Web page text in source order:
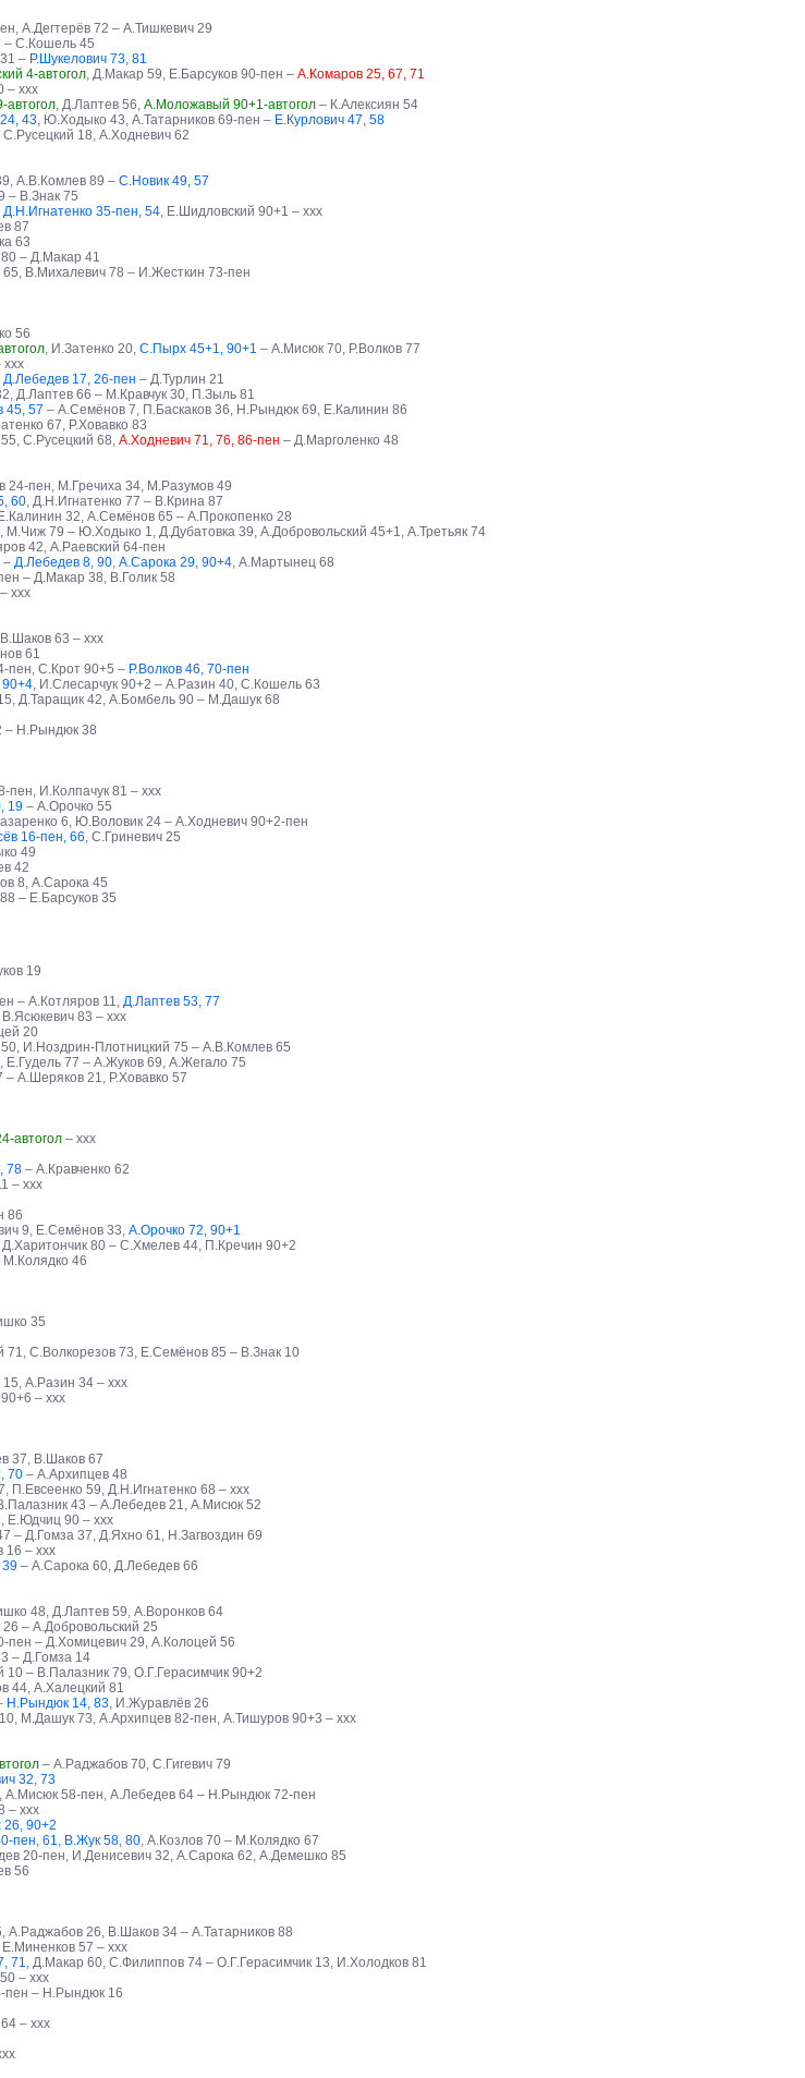
А.Дегтерёв 72 – А.Тишкевич 29
– С.Кошель 45
– Р.Шукелович 73, 81
4-автогол, Д.Макар 59, Е.Барсуков 90-пен – А.Комаров 25, 67, 71
– ххх
автогол, Д.Лаптев 56, А.Моложавый 90+1-автогол – К.Алексиян 54
43, Ю.Ходыко 43, А.Татарников 69-пен – Е.Курлович 47, 58
18, А.Ходневич 62
А.В.Комлев 89 – С.Новик 49, 57
– В.Знак 75
Д.Н.Игнатенко 35-пен, 54, Е.Шидловский 90+1 – ххх
87
63
– Д.Макар 41
В.Михалевич 78 – И.Жесткин 73-пен
56
, И.Затенко 20, С.Пырх 45+1, 90+1 – А.Мисюк 70, Р.Волков 77
Д.Лебедев 17, 26-пен – Д.Турлин 21
Д.Лаптев 66 – М.Кравчук 30, П.Зыль 81
45, 57 – А.Семёнов 7, П.Баскаков 36, Н.Рындюк 69, Е.Калинин 86
67, Р.Ховавко 83
С.Русецкий 68, А.Ходневич 71, 76, 86-пен – Д.Марголенко 48
24-пен, М.Гречиха 34, М.Разумов 49
60, Д.Н.Игнатенко 77 – В.Крина 87
32, А.Семёнов 65 – А.Прокопенко 28
М.Чиж 79 – Ю.Ходыко 1, Д.Дубатовка 39, А.Добровольский 45+1, А.Третьяк 74
42, А.Раевский 64-пен
– Д.Лебедев 8, 90, А.Сарока 29, 90+4, А.Мартынец 68
– Д.Макар 38, В.Голик 58
ххх
63 – ххх
61
пен, С.Крот 90+5 – Р.Волков 46, 70-пен
, И.Слесарчук 90+2 – А.Разин 40, С.Кошель 63
Д.Таращик 42, А.Бомбель 90 – М.Дашук 68
– Н.Рындюк 38
пен, И.Колпачук 81 – ххх
19 – А.Орочко 55
6, Ю.Воловик 24 – А.Ходневич 90+2-пен
16-пен, 66, С.Гриневич 25
49
42
8, А.Сарока 45
– Е.Барсуков 35
19
– А.Котляров 11, Д.Лаптев 53, 77
83 – ххх
20
50, И.Ноздрин-Плотницкий 75 – А.В.Комлев 65
Е.Гудель 77 – А.Жуков 69, А.Жегало 75
– А.Шеряков 21, Р.Ховавко 57
автогол – ххх
78 – А.Кравченко 62
– ххх
86
9, Е.Семёнов 33, А.Орочко 72, 90+1
80 – С.Хмелев 44, П.Кречин 90+2
46
35
71, С.Волкорезов 73, Е.Семёнов 85 – В.Знак 10
А.Разин 34 – ххх
– ххх
37, В.Шаков 67
70 – А.Архипцев 48
П.Евсеенко 59, Д.Н.Игнатенко 68 – ххх
43 – А.Лебедев 21, А.Мисюк 52
Е.Юдчиц 90 – ххх
– Д.Гомза 37, Д.Яхно 61, Н.Загвоздин 69
16 – ххх
39 – А.Сарока 60, Д.Лебедев 66
48, Д.Лаптев 59, А.Воронков 64
– А.Добровольский 25
пен – Д.Хомицевич 29, А.Колоцей 56
– Д.Гомза 14
10 – В.Палазник 79, О.Г.Герасимчик 90+2
44, А.Халецкий 81
Н.Рындюк 14, 83, И.Журавлёв 26
М.Дашук 73, А.Архипцев 82-пен, А.Тишуров 90+3 – ххх
– А.Раджабов 70, С.Гигевич 79
32, 73
А.Мисюк 58-пен, А.Лебедев 64 – Н.Рындюк 72-пен
– ххх
90+2
пен, 61, В.Жук 58, 80, А.Козлов 70 – М.Колядко 67
20-пен, И.Денисевич 32, А.Сарока 62, А.Демешко 85
56
А.Раджабов 26, В.Шаков 34 – А.Татарников 88
57 – ххх
71, Д.Макар 60, С.Филиппов 74 – О.Г.Герасимчик 13, И.Холодков 81
– ххх
пен – Н.Рындюк 16
– ххх